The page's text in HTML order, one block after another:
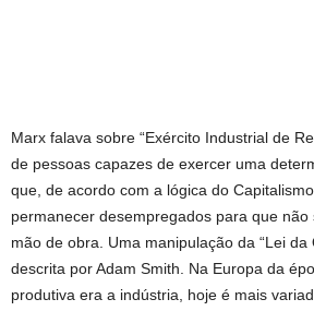
Marx falava sobre “Exército Industrial de
de pessoas capazes de exercer uma
que, de acordo com a lógica do
permanecer desempregados para que não
mão de obra. Uma manipulação da “Lei da
descrita por Adam Smith. Na Europa da
produtiva era a indústria, hoje é mais